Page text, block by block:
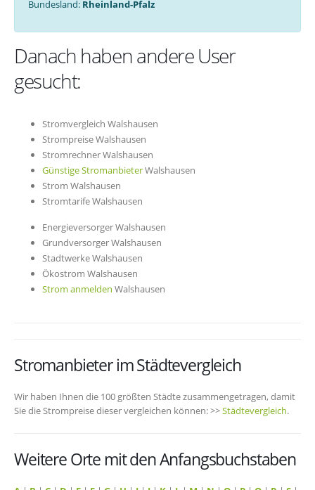
Bundesland: Rheinland-Pfalz
Danach haben andere User
gesucht:
Stromvergleich Walshausen
Strompreise Walshausen
Stromrechner Walshausen
Günstige StromanbieterWalshausen
Strom Walshausen
Stromtarife Walshausen
Energieversorger Walshausen
Grundversorger Walshausen
Stadtwerke Walshausen
Ökostrom Walshausen
Strom anmelden Walshausen
Stromanbieter im Städtevergleich
Wir haben Ihnen die 100 größten Städte zusammengetragen, damit
Sie die Strompreise dieser vergleichen können: >>Städtevergleich.
Weitere Orte mit den Anfangsbuchstaben